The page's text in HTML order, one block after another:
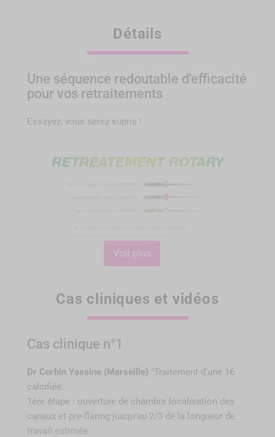
Détails
Une séquence redoutable d'efficacité
pour vos retraitements
Essayez, vous serez supris !
Voir plus
Cas cliniques et vidéos
Cas clinique n°1
Dr Corbin Yassine (Marseille) "Traitement d'une 16
calcifiée.
1ère étape : ouverture de chambre localisation des
canaux et pre-flaring jusqu'au 2/3 de la longueur de
travail estimée.